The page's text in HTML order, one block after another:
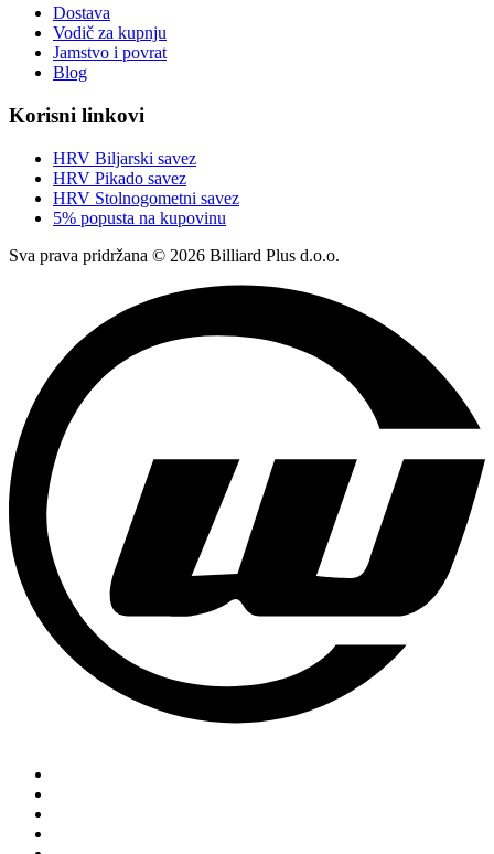
Dostava
Vodič za kupnju
Jamstvo i povrat
Blog
Korisni linkovi
HRV Biljarski savez
HRV Pikado savez
HRV Stolnogometni savez
5% popusta na kupovinu
Sva prava pridržana © 2026 Billiard Plus d.o.o.